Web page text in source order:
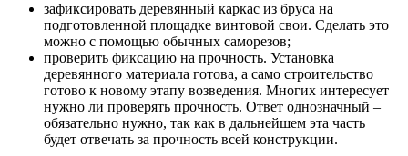
зафиксировать деревянный каркас из бруса на
подготовленной площадке винтовой свои. Сделать это
можно с помощью обычных саморезов;
проверить фиксацию на прочность. Установка
деревянного материала готова, а само строительство
готово к новому этапу возведения. Многих интересует
нужно ли проверять прочность. Ответ однозначный –
обязательно нужно, так как в дальнейшем эта часть
будет отвечать за прочность всей конструкции.